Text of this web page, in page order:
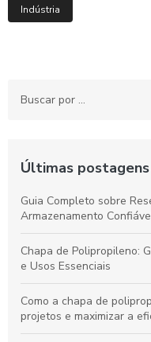
Indústria
Últimas postagens
Guia Completo sobre
Armazenamento
Chapa de Polipropileno:
e Usos Essenciais
Como a chapa de
projetos e maximizar a